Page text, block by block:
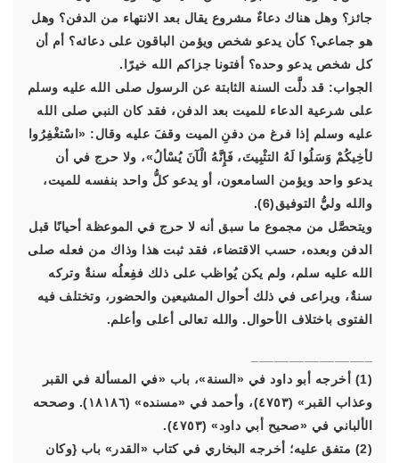
جائز؟ وهل هناك دعاءٌ مشروع يقال بعد الانتهاء من الدفن؟ وهل
هو جماعي؟ كأن يدعو شخص ويؤمن الباقون على دعائه؟ أم أن
كل شخص يدعو وحده؟ أفتونا جزاكم الله خيرًا.
الجواب: قد دلَّت السنة الثابتة عن الرسول صلى الله عليه وسلم
على شرعية الدعاء للميت بعد الدفن، فقد كان النبي صلى الله
عليه وسلم إذا فرغ من دفنِ الميت وقفَ عليه وقال: «اسْتغْفِرُوا
لأخِيكُمْ وَسَلُوا لَهُ التثْبِيتَ، فَإِنَّهُ الْآنَ يُسْألُ»، ولا حرج في أن
يدعو واحد ويؤمن السامعون، أو يدعو كلُّ واحد بنفسه للميت،
والله وليُّ التوفيق(6).
ويتحصَّل من مجموع ما سبق أنه لا حرج في الموعظة أحيانًا قبل
الدفن وبعده، حسب الاقتضاء، فقد ثبت هذا وذاك من فعله صلى
الله عليه سلم، ولم يكن يُواظب على ذلك ففِعلُه سنةٌ وتركه
سنةٌ، ويراعى في ذلك أحوال المشيعين والحضور، وتختلف فيه
الفتوى باختلاف الأحوال. والله تعالى أعلى وأعلم.
(1) أخرجه أبو داود في «السنة»، باب «في المسألة في القبر
وعذاب القبر» (٤٧٥٣)، وأحمد في «مسنده» (١٨١٨٦). وصححه
الألباني في «صحيح أبي داود» (٤٧٥٣).
(2) متفق عليه؛ أخرجه البخاري في كتاب «القدر» باب {وكان